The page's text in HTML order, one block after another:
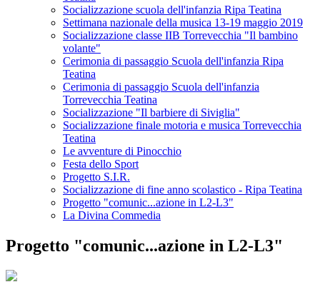
Socializzazione scuola dell'infanzia Ripa Teatina
Settimana nazionale della musica 13-19 maggio 2019
Socializzazione classe IIB Torrevecchia "Il bambino
volante"
Cerimonia di passaggio Scuola dell'infanzia Ripa
Teatina
Cerimonia di passaggio Scuola dell'infanzia
Torrevecchia Teatina
Socializzazione "Il barbiere di Siviglia"
Socializzazione finale motoria e musica Torrevecchia
Teatina
Le avventure di Pinocchio
Festa dello Sport
Progetto S.I.R.
Socializzazione di fine anno scolastico - Ripa Teatina
Progetto "comunic...azione in L2-L3"
La Divina Commedia
Progetto "comunic...azione in L2-L3"